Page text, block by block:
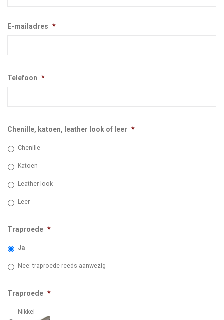
E-mailadres *
Telefoon *
Chenille, katoen, leather look of leer *
Chenille
Katoen
Leather look
Leer
Traproede *
Ja
Nee: traproede reeds aanwezig
Traproede *
Nikkel